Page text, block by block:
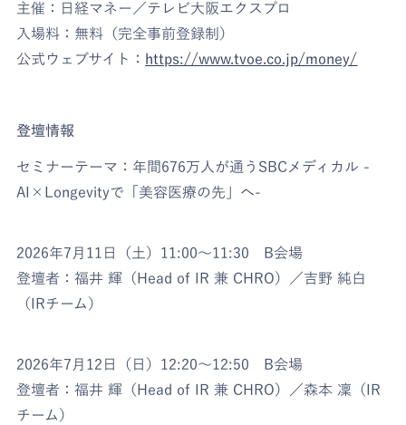
主催：日経マネー／テレビ大阪エクスプロ
入場料：無料（完全事前登録制）
公式ウェブサイト： https://www.tvoe.co.jp/money/
登壇情報
セミナーテーマ：年間676万人が通うSBCメディカル -
AI×Longevityで「美容医療の先」へ-
2026年7月11日（土）11:00〜11:30 B会場
登壇者：福井 輝（Head of IR 兼 CHRO）／吉野 純白
（IRチーム）
2026年7月12日（日）12:20〜12:50 B会場
登壇者：福井 輝（Head of IR 兼 CHRO）／森本 凜（IR
チーム）